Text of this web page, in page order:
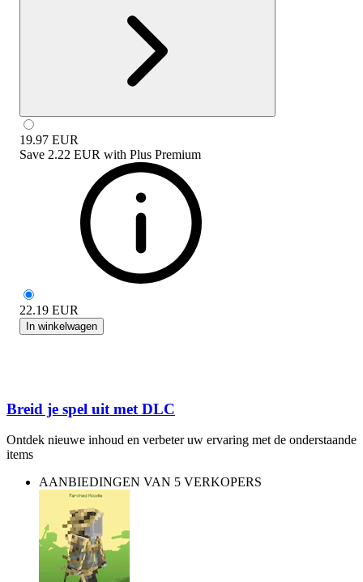
19.97 EUR
Save 2.22 EUR with Plus Premium
22.19 EUR
In winkelwagen
Breid je spel uit met DLC
Ontdek nieuwe inhoud en verbeter uw ervaring met de onderstaande
items
AANBIEDINGEN VAN 5 VERKOPERS